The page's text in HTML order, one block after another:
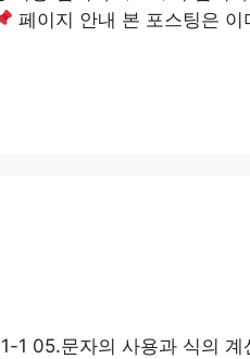
페이지 안내 본 포스팅은
1 05.문자의 사용과 식의